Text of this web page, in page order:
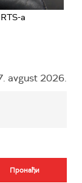
a
avgust 2026.